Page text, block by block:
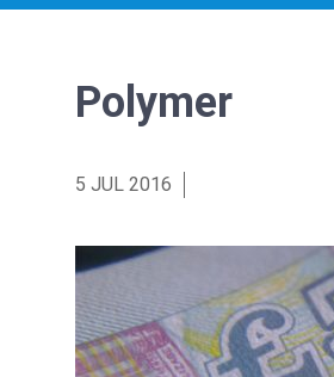
Polymer
5 JUL 2016